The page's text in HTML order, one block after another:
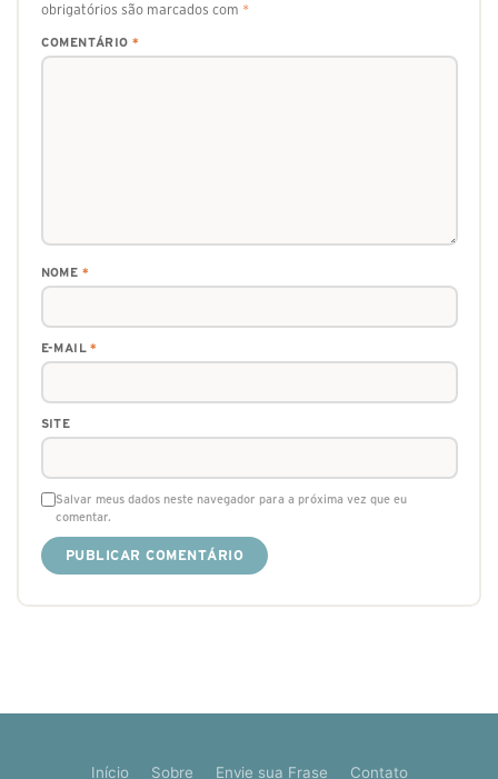
obrigatórios são marcados com *
COMENTÁRIO *
NOME *
E-MAIL*
SITE
Salvar meus dados neste navegador para a próxima vez que eu
comentar.
Início Sobre Envie sua Frase Contato